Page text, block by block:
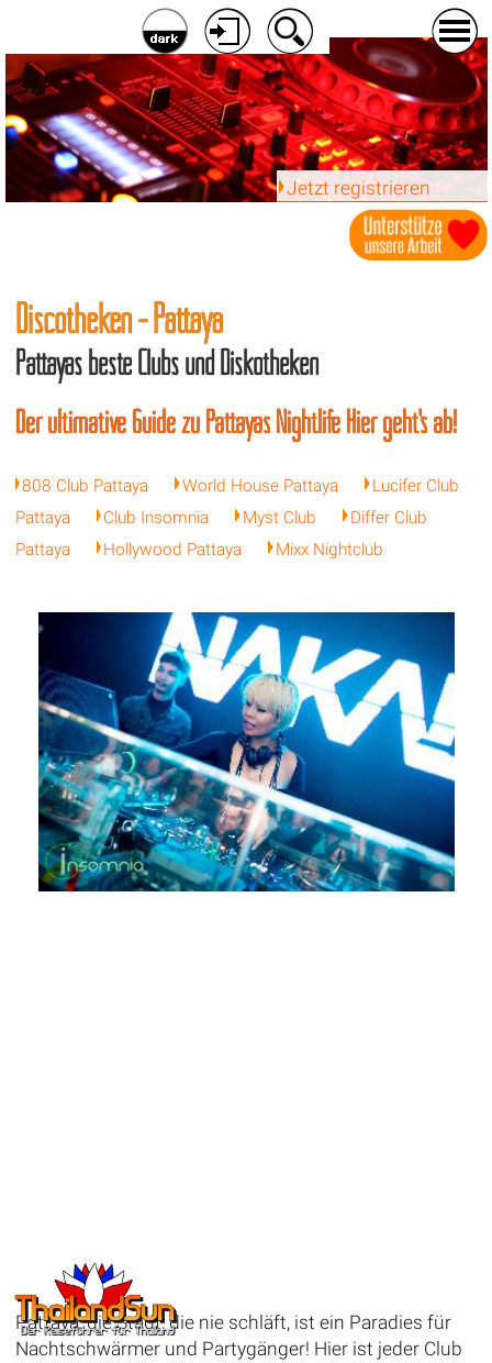
Jetzt registrieren
Discotheken - Pattaya
Pattayas beste Clubs und Diskotheken
Der ultimative Guide zu Pattayas Nightlife Hier geht’s ab!
808 Club Pattaya World House Pattaya
Lucifer Club
Pattaya
Club Insomnia Myst Club
Differ Club
Pattaya
Hollywood Pattaya Mixx Nightclub
Pattaya, die Stadt, die nie schläft, ist ein Paradies für
Nachtschwärmer und Partygänger! Hier ist jeder Club